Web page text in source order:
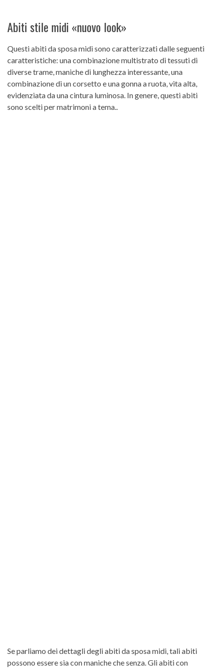
Abiti stile midi «nuovo look»
Questi abiti da sposa midi sono caratterizzati dalle seguenti
caratteristiche: una combinazione multistrato di tessuti di
diverse trame, maniche di lunghezza interessante, una
combinazione di un corsetto e una gonna a ruota, vita alta,
evidenziata da una cintura luminosa. In genere, questi abiti
sono scelti per matrimoni a tema..
Se parliamo dei dettagli degli abiti da sposa midi, tali abiti
possono essere sia con maniche che senza. Gli abiti con